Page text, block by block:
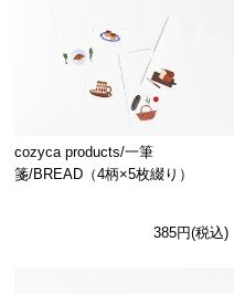
cozyca products/一筆
箋/BREAD（4柄×5枚綴り）
385円(税込)